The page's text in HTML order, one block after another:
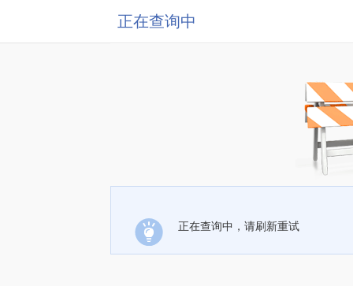
正在查询中
正在查询中，请刷新重试